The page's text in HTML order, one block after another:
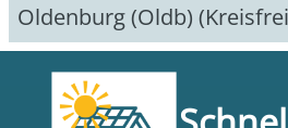
Oldenburg (Oldb)